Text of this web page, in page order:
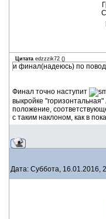
Цитата edzzzik72 ()
и финал(надеюсь) по
Финал точно наступит
выкройке
положение,
с таким наклоном, как в
Дата: Суббота, 16.01.2016,